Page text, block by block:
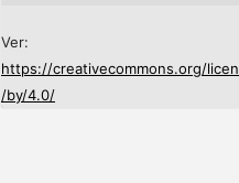
Ver:
https://creativecommons.org/
/by/4.0/